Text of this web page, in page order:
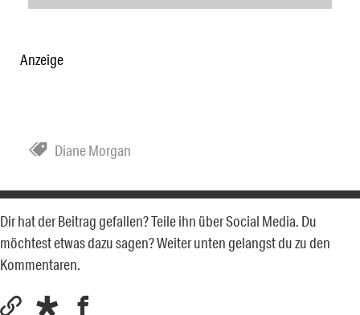
Anzeige
Diane Morgan
Dir hat der Beitrag gefallen? Teile ihn über Social Media. Du
möchtest etwas dazu sagen? Weiter unten gelangst du zu den
Kommentaren.